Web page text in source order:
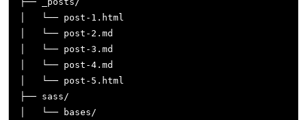
│   └── post-1.html
│   └── post-2.md
│   └── post-3.md
│   └── post-4.md
│   └── post-5.html
├── sass/
│   └── bases/